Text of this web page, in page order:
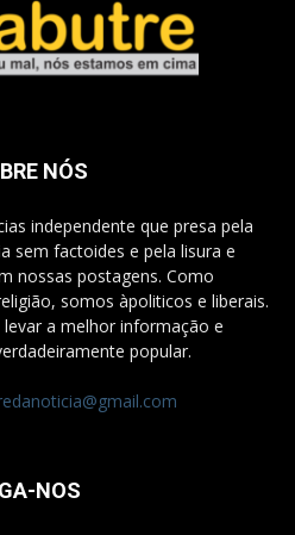
NÓS
independente que presa pela
sem factoides e pela lisura e
nossas postagens. Como
somos àpoliticos e liberais.
a melhor informação e
popular.
NOS